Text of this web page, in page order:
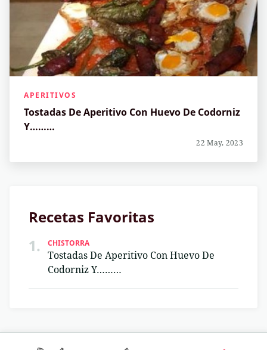
APERITIVOS
Tostadas De Aperitivo Con Huevo De Codorniz
Y………
22 May, 2023
Recetas Favoritas
1.
CHISTORRA
Tostadas De Aperitivo Con Huevo De
Codorniz Y………